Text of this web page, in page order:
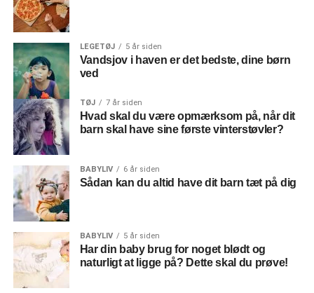
LEGETØJ 5 år siden
Vandsjov i haven er det bedste, dine børn
ved
TØJ 7 år siden
Hvad skal du være opmærksom på, når dit
barn skal have sine første vinterstøvler?
BABYLIV 6 år siden
Sådan kan du altid have dit barn tæt på dig
BABYLIV 5 år siden
Har din baby brug for noget blødt og
naturligt at ligge på? Dette skal du prøve!